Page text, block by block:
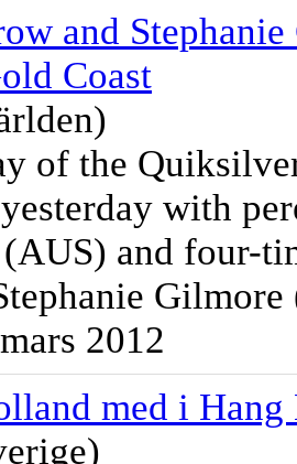
and
Coast
of the
with
and four-
2012
med i Hang